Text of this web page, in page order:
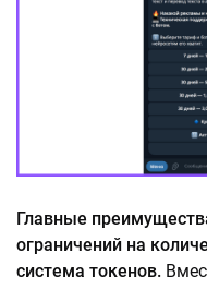
Главные
ограничений на
система токенов.